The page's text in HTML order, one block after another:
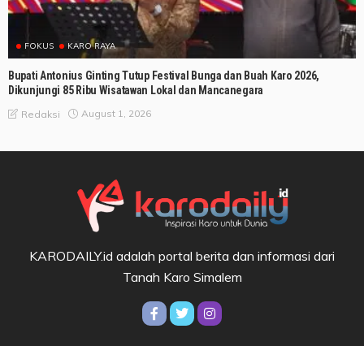
FOKUS KARO RAYA
Bupati Antonius Ginting Tutup Festival Bunga dan Buah Karo 2026,
Dikunjungi 85 Ribu Wisatawan Lokal dan Mancanegara
Redaksi August 1, 2026
KARODAILY.id adalah portal berita dan informasi dari
Tanah Karo Simalem